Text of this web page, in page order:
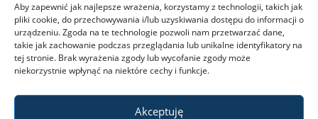
Aby zapewnić jak najlepsze wrażenia, korzystamy z technologii, takich jak
pliki cookie, do przechowywania i/lub uzyskiwania dostępu do informacji o
urządzeniu. Zgoda na te technologie pozwoli nam przetwarzać dane,
takie jak zachowanie podczas przeglądania lub unikalne identyfikatory na
tej stronie. Brak wyrażenia zgody lub wycofanie zgody może
niekorzystnie wpłynąć na niektóre cechy i funkcje.
Akceptuję